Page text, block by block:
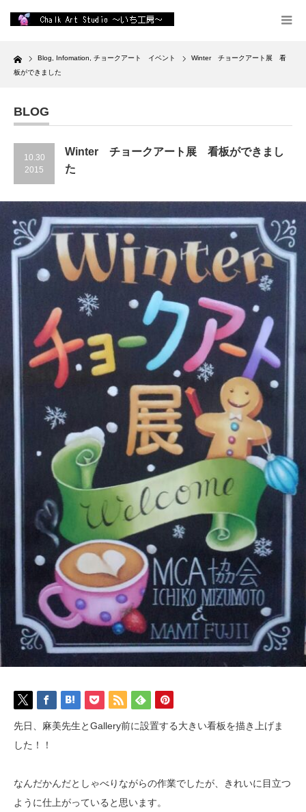
Home Blog Infomation チョークアート イベント
Winter チョークアート展 看
板ができました
BLOG
10.30
2015
Winter チョークアート展 看板ができまし
た
先日、麻美先生とGallery前に設置する大きい看板を描き上げま
した！！
なんだかんだとしゃべりながらの作業でしたが、きれいに目立つ
ように仕上がっていると思います。